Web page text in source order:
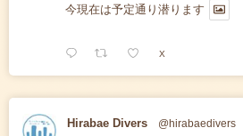
今現在は予定通り潜ります
X
Hirabae Divers @hirabaedivers